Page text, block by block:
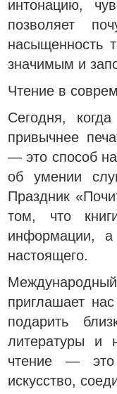
интонацию,
позволяет
насыщенность
значимым и
Чтение в
Сегодня,
привычнее
— это способ
об умении
Праздник
том, что
информации,
настоящего.
приглашает
подарить
литературы и
чтение —
искусство,